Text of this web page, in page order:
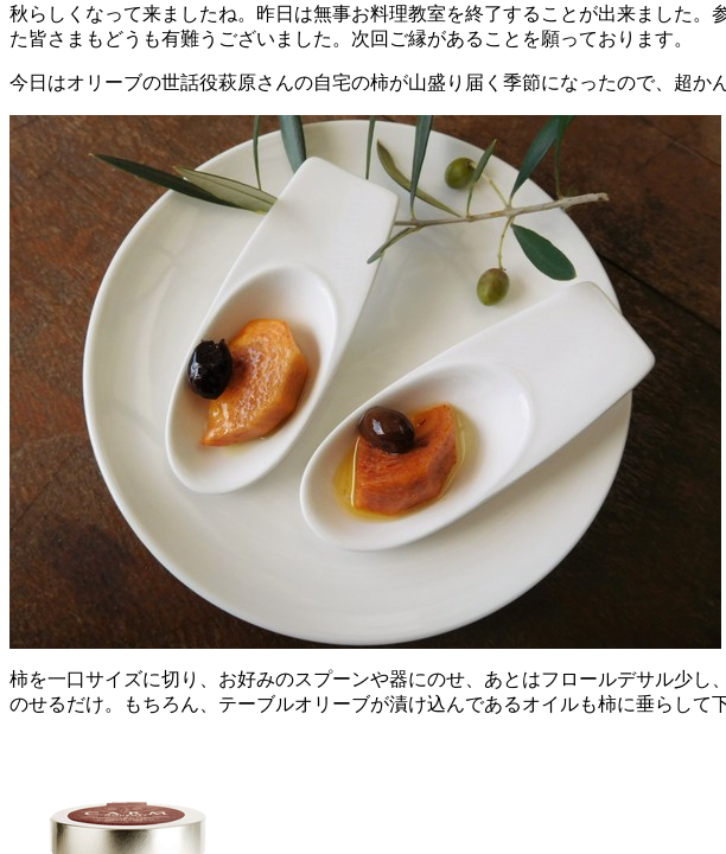
秋らしくなって来ましたね。昨日は無事お料理教室を終了することが出来ました
た皆さまもどうも有難うございました。次回ご縁があることを願っております。
今日はオリーブの世話役萩原さんの自宅の柿が山盛り届く季節になったので、超か
柿を一口サイズに切り、お好みのスプーンや器にのせ、あとはフロールデサル少
のせるだけ。もちろん、テーブルオリーブが漬け込んであるオイルも柿に垂らして下